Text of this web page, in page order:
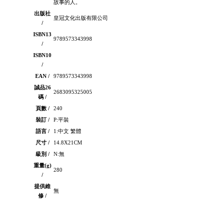
故事的人。
出版社
/
皇冠文化出版有限公司
ISBN13
/
9789573343998
ISBN10
/
EAN /
9789573343998
誠品26
碼 /
2683095325005
頁數 /
240
裝訂 /
P:平裝
語言 /
1:中文 繁體
尺寸 /
14.8X21CM
級別 /
N:無
重量(g)
/
280
提供維
修 /
無